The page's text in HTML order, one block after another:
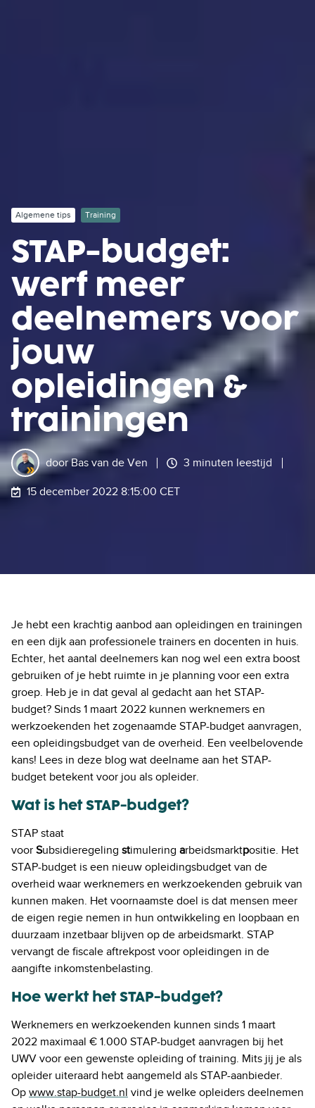
Algemene tips Training
STAP-budget:
werf meer
deelnemers voor
jouw
opleidingen &
trainingen
doorBas van de Ven 3 minuten leestijd
15 december 2022 8:15:00 CET
Je hebt een krachtig aanbod aan opleidingen en trainingen
en een dijk aan professionele trainers en docenten in huis.
Echter, het aantal deelnemers kan nog wel een extra boost
gebruiken of je hebt ruimte in je planning voor een extra
groep. Heb je in dat geval al gedacht aan het STAP-
budget? Sinds 1 maart 2022 kunnen werknemers en
werkzoekenden het zogenaamde STAP-budget aanvragen,
een opleidingsbudget van de overheid. Een veelbelovende
kans! Lees in deze blog wat deelname aan het STAP-
budget betekent voor jou als opleider.
Wat is het STAP-budget?
STAP staat
voor Subsidieregeling stimulering arbeidsmarktpositie. Het
STAP-budget is een nieuw opleidingsbudget van de
overheid waar werknemers en werkzoekenden gebruik van
kunnen maken. Het voornaamste doel is dat mensen meer
de eigen regie nemen in hun ontwikkeling en loopbaan en
duurzaam inzetbaar blijven op de arbeidsmarkt. STAP
vervangt de fiscale aftrekpost voor opleidingen in de
aangifte inkomstenbelasting.
Hoe werkt het STAP-budget?
Werknemers en werkzoekenden kunnen sinds 1 maart
2022 maximaal € 1.000 STAP-budget aanvragen bij het
UWV voor een gewenste opleiding of training. Mits jij je als
opleider uiteraard hebt aangemeld als STAP-aanbieder.
Op www.stap-budget.nl vind je welke opleiders deelnemen